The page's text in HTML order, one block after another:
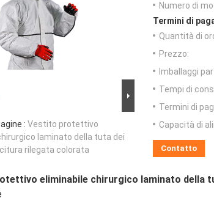
: Vestito protettivo
laminato della tuta dei
rilegata colorata
Numero di
Termini di
Quantità di
Prezzo:
Imballaggi
Tempi di
Termini di
Capacità di
Contatto
eliminabile chirurgico laminato della